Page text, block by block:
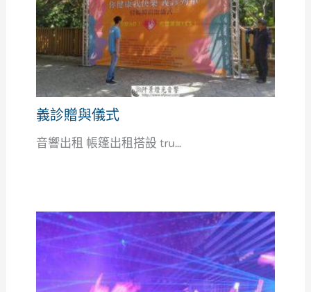
義診贈與儀式
音響出租 帳篷出租搭設 tru...